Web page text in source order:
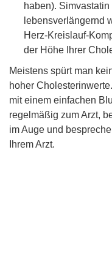
haben).
lebensverlängernd
Herz-Kreislauf-
der Höhe Ihrer
Meistens spürt man
hoher
mit einem einfachen
regelmäßig zum Arzt,
im Auge und
Ihrem Arzt.